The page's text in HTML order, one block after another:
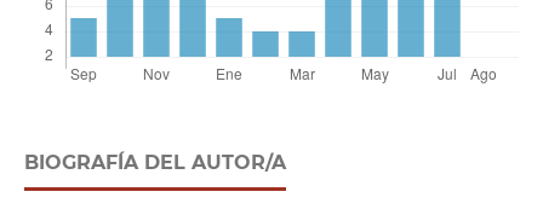
BIOGRAFÍA DEL AUTOR/A